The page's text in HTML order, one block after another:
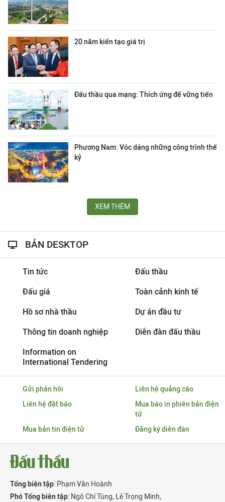
20 năm kiến tạo giá trị
Đấu thầu qua mạng: Thích ứng để vững tiến
Phương Nam: Vóc dáng những công trình thế
kỷ
XEM THÊM
BẢN DESKTOP
Tin tức Đấu thầu
Đấu giá Toàn cảnh kinh tế
Hồ sơ nhà thầu Dự án đầu tư
Thông tin doanh nghiệp Diễn đàn đấu thầu
Information on
International Tendering
Gửi phản hồi
Liên hệ quảng cáo
Liên hệ đặt báo
Mua báo in phiên bản điện
tử
Mua bản tin điện tử
Đăng ký diễn đàn
Tổng biên tập: Phạm Văn Hoành
Phó Tổng biên tập: Ngô Chí Tùng, Lê Trọng Minh,